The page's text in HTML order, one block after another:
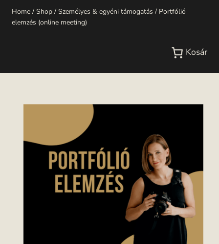
SkipHome / Shop / Személyes & egyéni támogatás / Portfólió
elemzés (online meeting)
Kosár